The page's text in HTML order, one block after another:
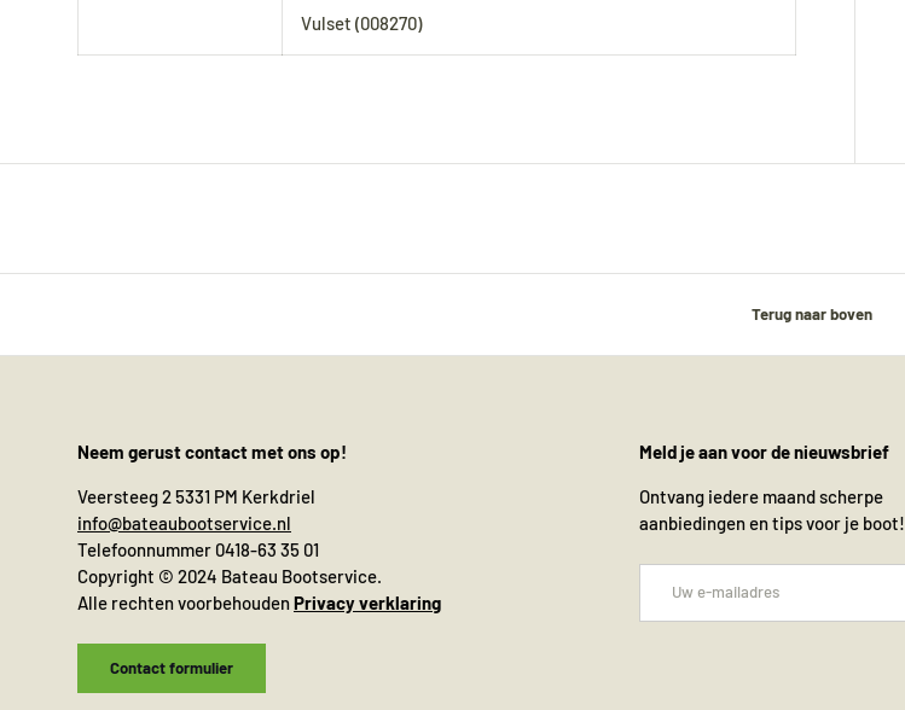
Vulset (008270)
Terug naar boven
Neem gerust contact met ons op!
Veersteeg 2 5331 PM Kerkdriel
info@bateaubootservice.nl
Telefoonnummer 0418-63 35 01
Copyright © 2024 Bateau Bootservice.
Alle rechten voorbehoudenPrivacy verklaring
Contact formulier
Meld je aan voor de nieuwsbrief
Ontvang iedere maand scherpe
aanbiedingen en tips voor je boot!